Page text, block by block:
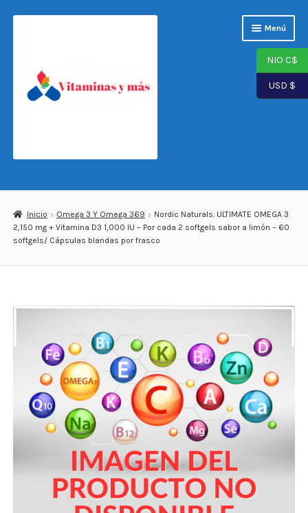
Menú
Carrito
Términos y Condiciones
Contáctenos
————-
Minerales
Vitaminas Por Letras
Suplementos Herbales
Inicio Omega 3 Y Omega 369
Nordic Naturals. ULTIMATE OMEGA 3
2,150 mg + Vitamina D3 1,000 IU – Por cada 2 softgels sabor a limón – 60
softgels/ Cápsulas blandas por frasco
NIO C$
USD $